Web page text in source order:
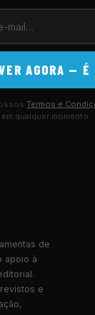
AGORA — É
Termos e
qualquer momento.
de
apoio à
e